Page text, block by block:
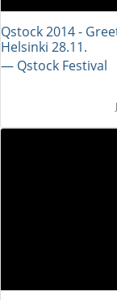
Qstock 2014 -
Helsinki 28.11.
― Qstock Festival